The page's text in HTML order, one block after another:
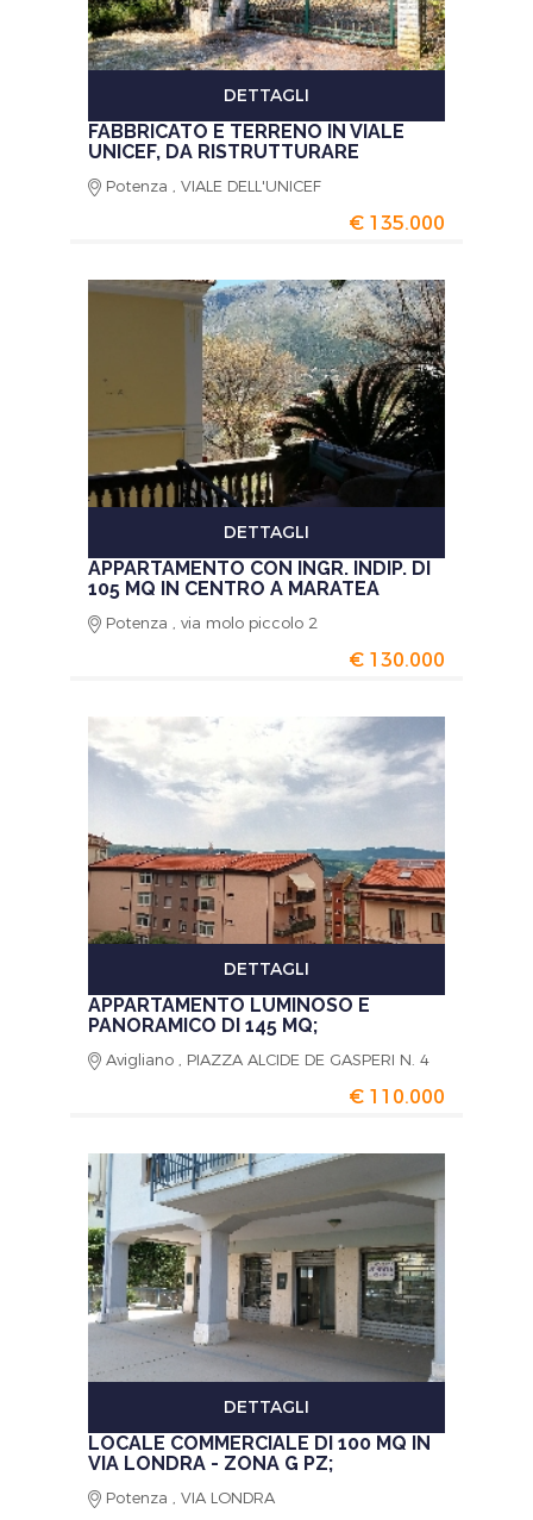
DETTAGLI
FABBRICATO E TERRENO IN VIALE
UNICEF, DA RISTRUTTURARE
Potenza , VIALE DELL'UNICEF
€ 135.000
DETTAGLI
APPARTAMENTO CON INGR. INDIP. DI
105 MQ IN CENTRO A MARATEA
Potenza , via molo piccolo 2
€ 130.000
DETTAGLI
APPARTAMENTO LUMINOSO E
PANORAMICO DI 145 MQ;
Avigliano , PIAZZA ALCIDE DE GASPERI N. 4
€ 110.000
DETTAGLI
LOCALE COMMERCIALE DI 100 MQ IN
VIA LONDRA - ZONA G PZ;
Potenza , VIA LONDRA